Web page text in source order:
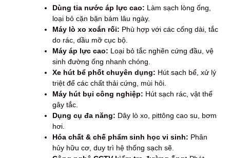
Dùng tia nước áp lực cao: Làm sạch lòng ống,
loại bỏ cặn bặn bám lâu ngày.
Máy lò xo xoắn rối: Phù hợp với các cống dài, tắc
do rác, dầu mỡ cục bộ.
Máy áp lực cao: Loại bỏ tắc nghẽn cứng đầu, vệ
sinh đường ống nhanh chóng.
Xe hút bể phốt chuyên dụng: Hút sạch bể, xử lý
triệt để các chất thải cứng, mùi hôi.
Máy hút bụi công nghiệp: Hút sạch rác, vật thể
gây tắc.
Dụng cụ đa năng: Dây lò xo, pittông cao su, bơm
hơi.
Hóa chất & chế phẩm sinh học vi sinh: Phân
hủy hữu cơ, duy trì hệ thống sạch sẽ.